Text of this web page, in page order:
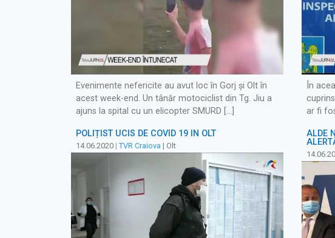
Evenimente nefericite au avut loc în Gorj și Olt în
acest week-end. Un tânăr motociclist din Tg. Jiu a
ajuns la spital cu un elicopter SMURD […]
În
ar fi
POLIȚIST UCIS DE COVID 19 ÎN OLT
14.06.2020 | TVR Craiova | Olt
ALDE